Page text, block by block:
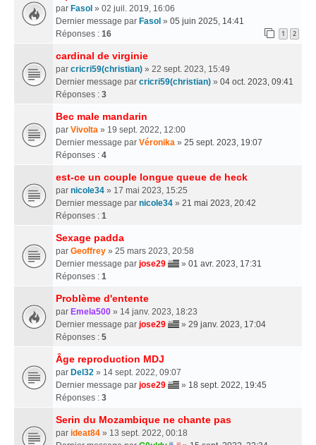
par Fasol » 02 juil. 2019, 16:06
Dernier message par Fasol » 05 juin 2025, 14:41
Réponses : 16 1 2
cardinal de virginie
par cricri59(christian) » 22 sept. 2023, 15:49
Dernier message par cricri59(christian) » 04 oct. 2023, 09:41
Réponses : 3
Bec male mandarin
par Vivolta » 19 sept. 2022, 12:00
Dernier message par Véronika » 25 sept. 2023, 19:07
Réponses : 4
est-ce un couple longue queue de heck
par nicole34 » 17 mai 2023, 15:25
Dernier message par nicole34 » 21 mai 2023, 20:42
Réponses : 1
Sexage padda
par Geoffrey » 25 mars 2023, 20:58
Dernier message par jose29 » 01 avr. 2023, 17:31
Réponses : 1
Problème d'entente
par Emela500 » 14 janv. 2023, 18:23
Dernier message par jose29 » 29 janv. 2023, 17:04
Réponses : 5
Âge reproduction MDJ
par Del32 » 14 sept. 2022, 09:07
Dernier message par jose29 » 18 sept. 2022, 19:45
Réponses : 3
Serin du Mozambique ne chante pas
par ideat84 » 13 sept. 2022, 00:18